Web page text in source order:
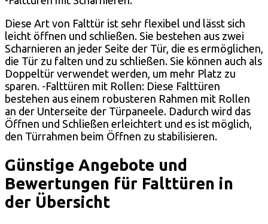
Diese Art von Falttür ist sehr flexibel und lässt sich
leicht öffnen und schließen. Sie bestehen aus zwei
Scharnieren an jeder Seite der Tür, die es ermöglichen,
die Tür zu falten und zu schließen. Sie können auch als
Doppeltür verwendet werden, um mehr Platz zu
sparen. -Falttüren mit Rollen: Diese Falttüren
bestehen aus einem robusteren Rahmen mit Rollen
an der Unterseite der Türpaneele. Dadurch wird das
Öffnen und Schließen erleichtert und es ist möglich,
den Türrahmen beim Öffnen zu stabilisieren.
Günstige Angebote und
Bewertungen für Falttüren in
der Übersicht